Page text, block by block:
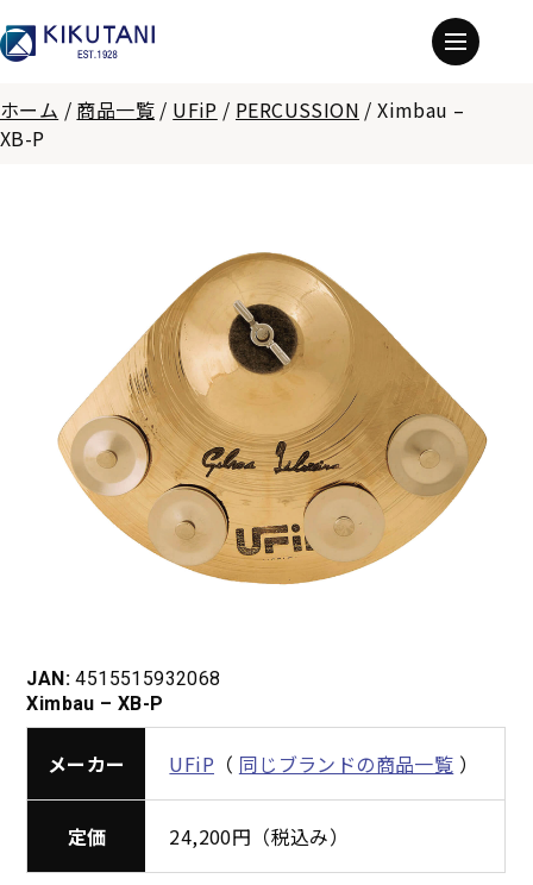
ホーム / 商品一覧 / UFiP / PERCUSSION /Ximbau –
XB-P
JAN: 4515515932068
Ximbau – XB-P
メーカー UFiP （ 同じブランドの商品一覧 ）
定価 24,200円（税込み）